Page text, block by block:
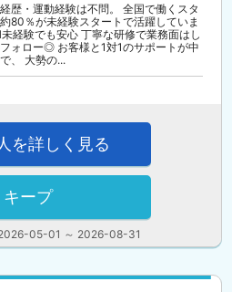
歴・運動経験は不問。 全国で働くスタ
80％が未経験スタートで活躍していま
経験でも安心 丁寧な研修で業務面はし
ォロー◎ お客様と1対1のサポートが中
、 大勢の...
05-01 ～ 2026-08-31
を詳しく見る
キープ